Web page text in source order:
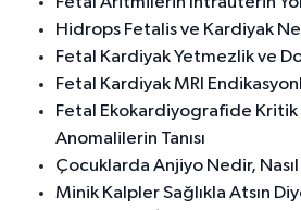
Hidrops Fetalis ve Kardiyak
Fetal Kardiyak Yetmezlik ve
Fetal Kardiyak MRI
Fetal Ekokardiyografide Kritik
Anomalilerin Tanısı
Çocuklarda Anjiyo Nedir, Nasıl
Minik Kalpler Sağlıkla Atsın